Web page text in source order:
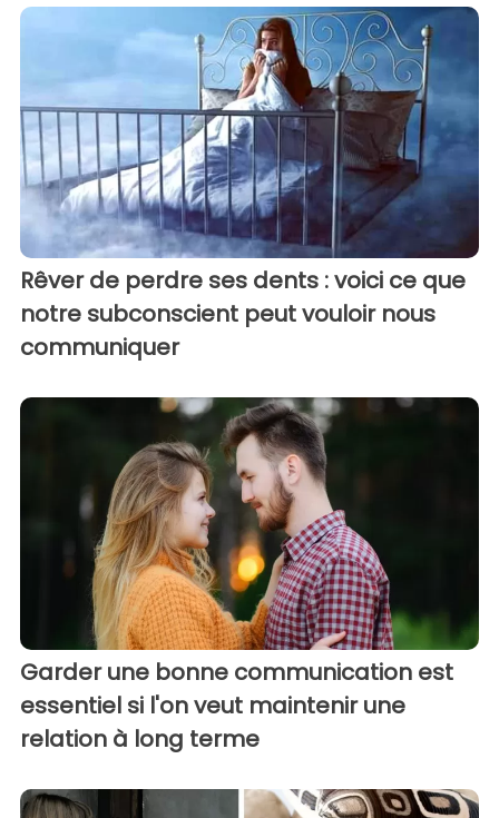
Rêver de perdre ses dents : voici ce que
notre subconscient peut vouloir nous
communiquer
Garder une bonne communication est
essentiel si l'on veut maintenir une
relation à long terme